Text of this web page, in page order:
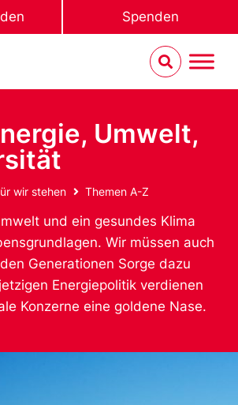
Spenden
Umwelt,
wir stehen Themen A-Z
und ein gesundes Klima
Wir müssen auch
Generationen Sorge dazu
Energiepolitik verdienen
Konzerne eine goldene Nase.